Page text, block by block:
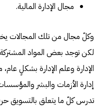
مجال الإدارة المالية.
وكلّ مجال من تلك المجالات
لكن توجد بعض المواد
الإدارة وعلم الإدارة بشكلٍ
إدارة الأزمات والبشر
تدرس كلّ ما يتعلق بالتسويق